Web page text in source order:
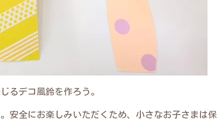
るデコ風鈴を作ろう。
安全にお楽しみいただくため、小さなお子さまは保